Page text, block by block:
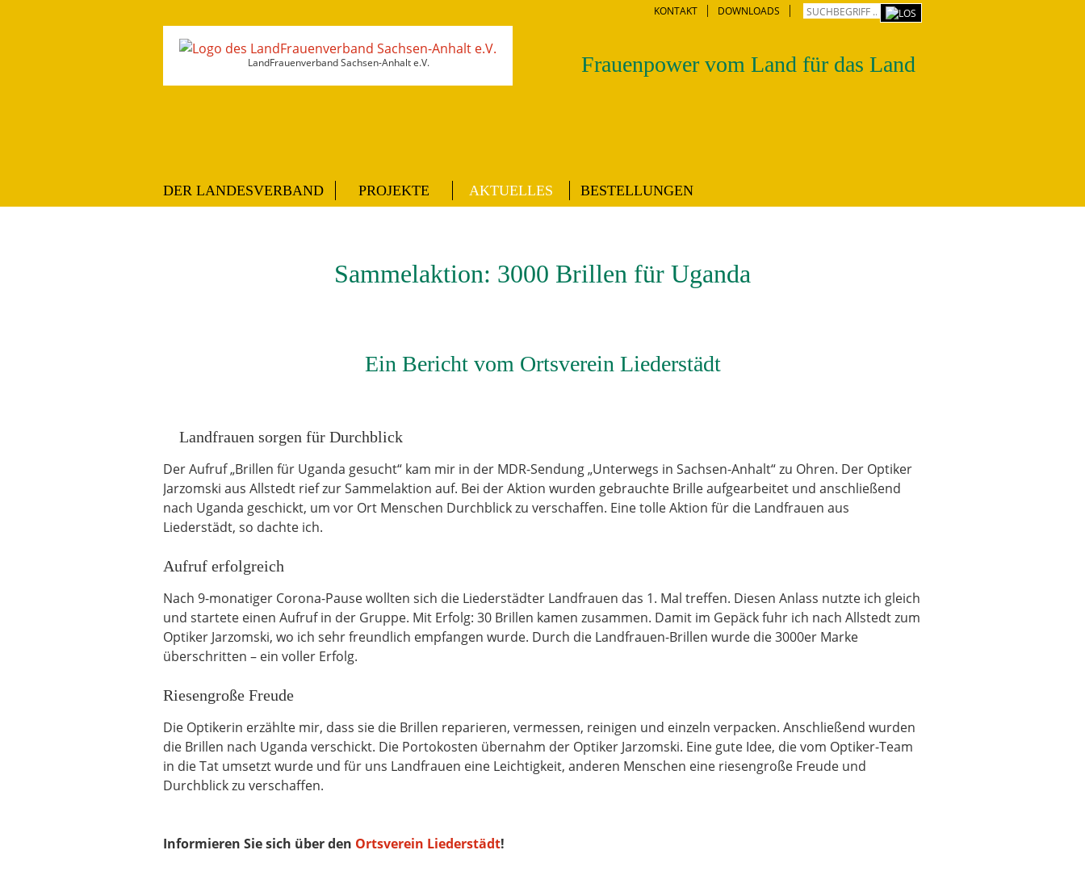
KONTAKT DOWNLOADS
LandFrauenverband Sachsen-Anhalt e.V. Frauenpower vom Land für das Land
DER LANDESVERBAND PROJEKTE AKTUELLES BESTELLUNGEN
Sammelaktion: 3000 Brillen für Uganda
Ein Bericht vom Ortsverein Liederstädt
Landfrauen sorgen für Durchblick
Der Aufruf „Brillen für Uganda gesucht“ kam mir in der MDR-Sendung „Unterwegs in Sachsen-Anhalt“ zu Ohren. Der Optiker
Jarzomski aus Allstedt rief zur Sammelaktion auf. Bei der Aktion wurden gebrauchte Brille aufgearbeitet und anschließend
nach Uganda geschickt, um vor Ort Menschen Durchblick zu verschaffen. Eine tolle Aktion für die Landfrauen aus
Liederstädt, so dachte ich.
Aufruf erfolgreich
Nach 9-monatiger Corona-Pause wollten sich die Liederstädter Landfrauen das 1. Mal treffen. Diesen Anlass nutzte ich gleich
und startete einen Aufruf in der Gruppe. Mit Erfolg: 30 Brillen kamen zusammen. Damit im Gepäck fuhr ich nach Allstedt zum
Optiker Jarzomski, wo ich sehr freundlich empfangen wurde. Durch die Landfrauen-Brillen wurde die 3000er Marke
überschritten – ein voller Erfolg.
Riesengroße Freude
Die Optikerin erzählte mir, dass sie die Brillen reparieren, vermessen, reinigen und einzeln verpacken. Anschließend wurden
die Brillen nach Uganda verschickt. Die Portokosten übernahm der Optiker Jarzomski. Eine gute Idee, die vom Optiker-Team
in die Tat umsetzt wurde und für uns Landfrauen eine Leichtigkeit, anderen Menschen eine riesengroße Freude und
Durchblick zu verschaffen.
Informieren Sie sich über den Ortsverein Liederstädt!